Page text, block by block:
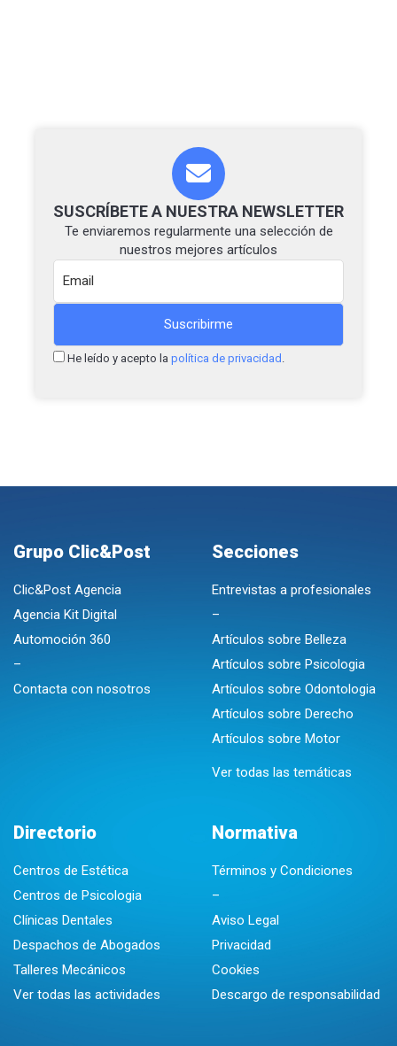
SUSCRÍBETE A NUESTRA NEWSLETTER
Te enviaremos regularmente una selección de
nuestros mejores artículos
He leído y acepto la política de privacidad
Grupo Clic&Post
Clic&Post Agencia
Agencia Kit Digital
Automoción 360
–
Contacta con nosotros
Secciones
Entrevistas a profesionales
–
Artículos sobre Belleza
Artículos sobre Psicologia
Artículos sobre Odontologia
Artículos sobre Derecho
Artículos sobre Motor
Ver todas las temáticas
Directorio
Centros de Estética
Centros de Psicologia
Clínicas Dentales
Despachos de Abogados
Talleres Mecánicos
Ver todas las actividades
Normativa
Términos y Condiciones
–
Aviso Legal
Privacidad
Cookies
Descargo de responsabilidad